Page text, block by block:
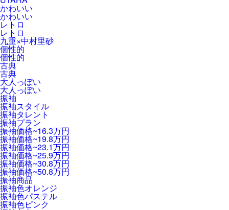
かわいい
かわいい
レトロ
レトロ
九重×中村里砂
個性的
個性的
古典
古典
大人っぽい
大人っぽい
振袖
振袖スタイル
振袖タレント
振袖プラン
振袖価格~16.3万円
振袖価格~19.8万円
振袖価格~23.1万円
振袖価格~25.9万円
振袖価格~30.8万円
振袖価格~50.8万円
振袖商品
振袖色オレンジ
振袖色パステル
振袖色ピンク